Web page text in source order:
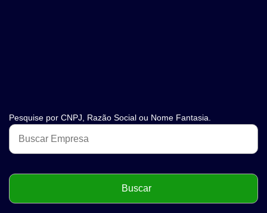
Pesquise por CNPJ, Razão Social ou Nome Fantasia.